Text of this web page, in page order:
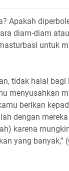
Apakah
diam-diam
untuk
tidak halal
menyusahkan
berikan
dengan
karena
yang banyak,”